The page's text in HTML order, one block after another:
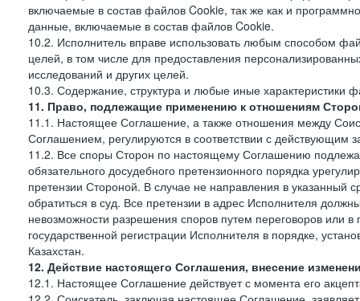
включаемые в состав файлов Cookie, так же как и
данные, включаемые в состав файлов Cookie.
10.2. Исполнитель вправе использовать любым способом
целей, в том числе для предоставления
исследований и других целей.
10.3. Содержание, структура и любые иные
11. Право, подлежащие применению к отношениям
11.1. Настоящее Соглашение, а также отношения между
Соглашением, регулируются в соответствии с действующим
11.2. Все споры Сторон по настоящему Соглашению
обязательного досудебного претензионного порядка
претензии Стороной. В случае не направления в указанный
обратиться в суд. Все претензии в адрес Исполнителя
невозможности разрешения споров путем переговоров или
государственной регистрации Исполнителя в порядке,
Казахстан.
12. Действие настоящего Соглашения, внесение
12.1. Настоящее Соглашение действует с момента его